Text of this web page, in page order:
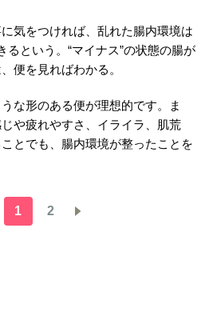
気をつければ、乱れた腸内環境は
るという。“マイナス”の状態の腸が
便を見ればわかる。
な形のある便が理想的です。ま
や疲れやすさ、イライラ、肌荒
とでも、腸内環境が整ったことを
1 2